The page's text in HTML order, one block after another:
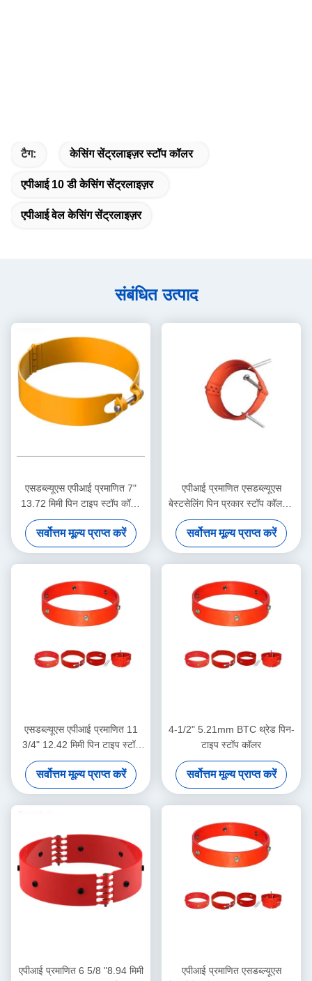
टैग: केसिंग सेंट्रलाइज़र स्टॉप कॉलर
एपीआई 10 डी केसिंग सेंट्रलाइज़र
एपीआई वेल केसिंग सेंट्रलाइज़र
संबंधित उत्पाद
एसडब्ल्यूएस एपीआई प्रमाणित 7"
13.72 मिमी पिन टाइप स्टॉप कॉलर
तेल और गैस केसिंग सेंट्रलाइज़र
अनुप्रयोगों के लिए 1 साल की वारंटी
सर्वोत्तम मूल्य प्राप्त करें
एपीआई प्रमाणित एसडब्ल्यूएस
बेस्टसेलिंग पिन प्रकार स्टॉप कॉलर 7
5/8 "7.62 मिमी 1 साल की वारंटी
तेल और गैस केशिंग सेंट्रलाइज़र टूल
सर्वोत्तम मूल्य प्राप्त करें
एसडब्ल्यूएस एपीआई प्रमाणित 11
3/4" 12.42 मिमी पिन टाइप स्टॉप
कॉलर तेल और गैस केसिंग
सेंट्रलाइज़र अनुप्रयोगों के लिए 1 वर्ष
की वारंटी
सर्वोत्तम मूल्य प्राप्त करें
4-1/2" 5.21mm BTC थ्रेड पिन-
टाइप स्टॉप कॉलर
सर्वोत्तम मूल्य प्राप्त करें
एपीआई प्रमाणित 6 5/8 "8.94 मिमी
एपीआई प्रमाणित एसडब्ल्यूएस